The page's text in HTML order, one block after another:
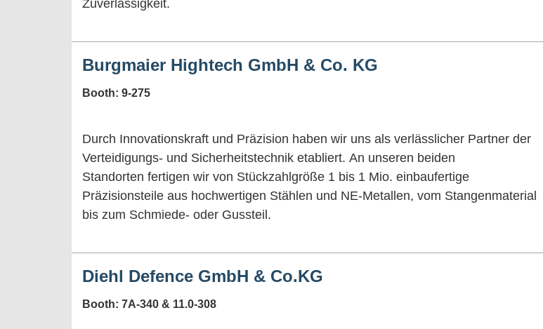
Zuverlässigkeit.
Burgmaier Hightech GmbH & Co. KG
Booth: 9-275
Durch Innovationskraft und Präzision haben wir uns als verlässlicher Partner der
Verteidigungs- und Sicherheitstechnik etabliert. An unseren beiden
Standorten fertigen wir von Stückzahlgröße 1 bis 1 Mio. einbaufertige
Präzisionsteile aus hochwertigen Stählen und NE-Metallen, vom Stangenmaterial
bis zum Schmiede- oder Gussteil.
Diehl Defence GmbH & Co.KG
Booth: 7A-340 & 11.0-308